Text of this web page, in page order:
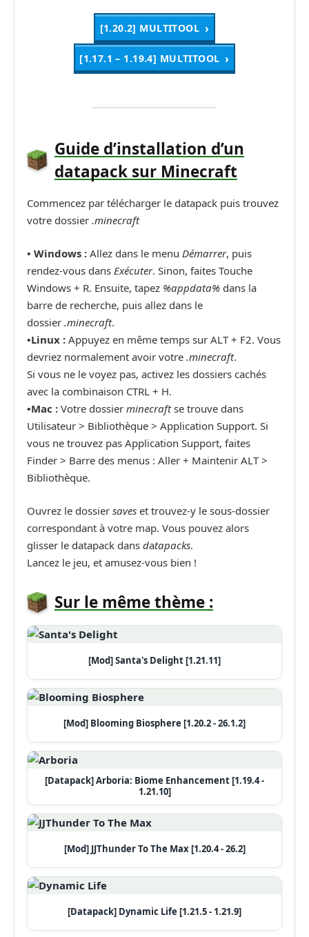
[1.20.2] MULTITOOL
[1.17.1 – 1.19.4] MULTITOOL
Guide d’installation d’un
datapack sur Minecraft
Commencez par télécharger le datapack puis trouvez
votre dossier .minecraft
• Windows : Allez dans le menu Démarrer, puis
rendez-vous dans Exécuter. Sinon, faites Touche
Windows + R. Ensuite, tapez %appdata% dans la
barre de recherche, puis allez dans le
dossier .minecraft.
•Linux : Appuyez en même temps sur ALT + F2. Vous
devriez normalement avoir votre .minecraft.
Si vous ne le voyez pas, activez les dossiers cachés
avec la combinaison CTRL + H.
•Mac : Votre dossier minecraftse trouve dans
Utilisateur > Bibliothèque > Application Support. Si
vous ne trouvez pas Application Support, faites
Finder > Barre des menus : Aller + Maintenir ALT >
Bibliothèque.
Ouvrez le dossier saves et trouvez-y le sous-dossier
correspondant à votre map. Vous pouvez alors
glisser le datapack dans datapacks.
Lancez le jeu, et amusez-vous bien !
Sur le même thème :
[Mod] Santa's Delight [1.21.11]
[Mod] Blooming Biosphere [1.20.2 - 26.1.2]
[Datapack] Arboria: Biome Enhancement [1.19.4 -
1.21.10]
[Mod] JJThunder To The Max [1.20.4 - 26.2]
[Datapack] Dynamic Life [1.21.5 - 1.21.9]